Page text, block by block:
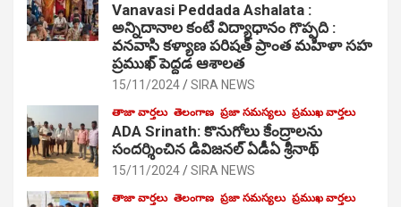
Vanavasi Peddada Ashalata :
అన్నిదానాల కంటే విద్యాధానం గొప్పది :
వనవాసి కళ్యాణ పరిషత్ ప్రాంత మహిళా సహ
ప్రముఖ్ పెద్దడ ఆశాలత
15/11/2024 SIRA NEWS
తాజా వార్తలు తెలంగాణ ప్రజా సమస్యలు ప్రముఖ వార్తలు
ADA Srinath: కొనుగోలు కేంద్రాల‌ను
సంద‌ర్శించిన డివిజనల్ ఏడీఏ శ్రీనాథ్
15/11/2024 SIRA NEWS
తాజా వార్తలు తెలంగాణ ప్రజా సమస్యలు ప్రముఖ వార్తలు